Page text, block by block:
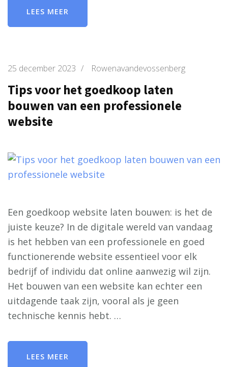
LEES MEER
25 december 2023 / Rowenavandevossenberg
Tips voor het goedkoop laten
bouwen van een professionele
website
Een goedkoop website laten bouwen: is het de
juiste keuze? In de digitale wereld van vandaag
is het hebben van een professionele en goed
functionerende website essentieel voor elk
bedrijf of individu dat online aanwezig wil zijn.
Het bouwen van een website kan echter een
uitdagende taak zijn, vooral als je geen
technische kennis hebt. …
LEES MEER